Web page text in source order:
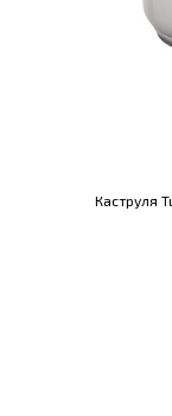
Каструля